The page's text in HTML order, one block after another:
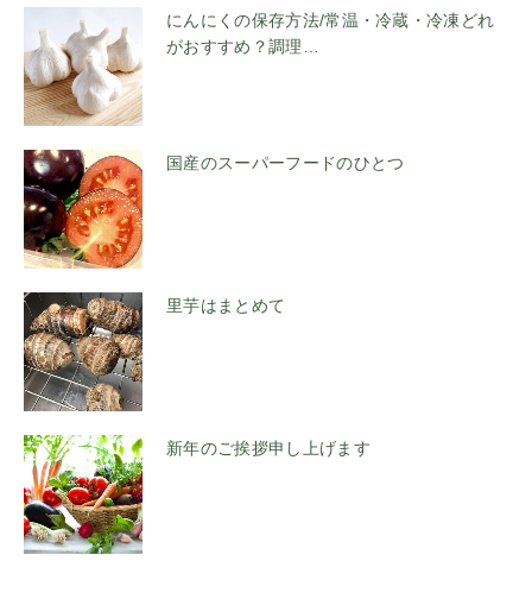
にんにくの保存方法/常温・冷蔵・冷凍どれ
がおすすめ？調理…
国産のスーパーフードのひとつ
里芋はまとめて
新年のご挨拶申し上げます